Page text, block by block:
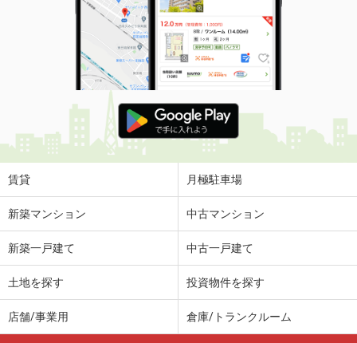
賃貸 月極駐車場
新築マンション 中古マンション
新築一戸建て 中古一戸建て
土地を探す 投資物件を探す
店舗/事業用 倉庫/トランクルーム